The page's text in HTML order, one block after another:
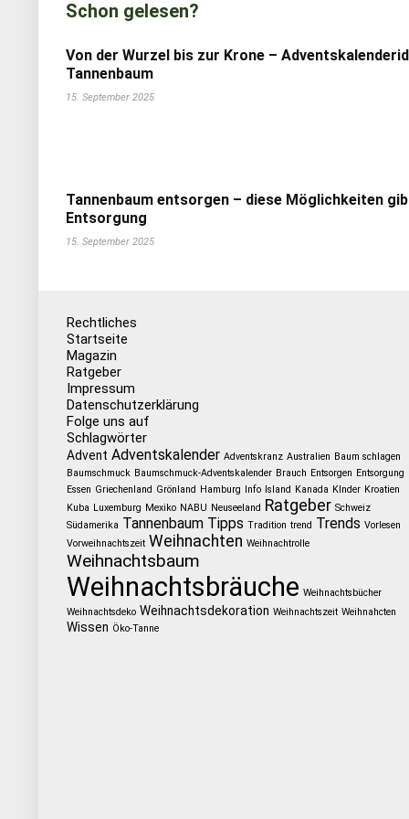
Schon gelesen?
Von der Wurzel bis zur Krone –
Tannenbaum
15. September 2025
Tannenbaum entsorgen – diese Möglichkeiten
Entsorgung
15. September 2025
Rechtliches
Startseite
Magazin
Ratgeber
Impressum
Datenschutzerklärung
Folge uns auf
Schlagwörter
Advent Adventskalender Adventskranz Australien Baum schlagen
Baumschmuck Baumschmuck-Adventskalender Brauch Entsorgen Entsorgung
Essen Griechenland Grönland Hamburg Info Island Kanada KInder Kroatien
Kuba Luxemburg Mexiko NABU Neuseeland Ratgeber Schweiz
Südamerika Tannenbaum Tipps Tradition trend Trends Vorlesen
Vorweihnachtszeit Weihnachten Weihnachtrolle
Weihnachtsbaum
Weihnachtsbräuche Weihnachtsbücher
Weihnachtsdeko Weihnachtsdekoration Weihnachtszeit Weihnahcten
Wissen Öko-Tanne